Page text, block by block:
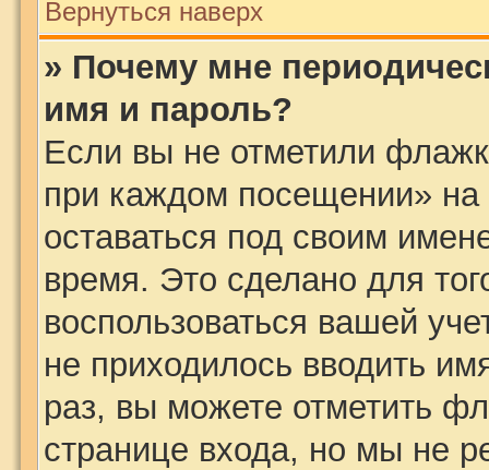
Вернуться наверх
» Почему мне
имя и пароль?
Если вы не отметили
при каждом посещении» на
оставаться под своим
время. Это сделано для
воспользоваться вашей
не приходилось вводить
раз, вы можете отметить
странице входа, но мы не